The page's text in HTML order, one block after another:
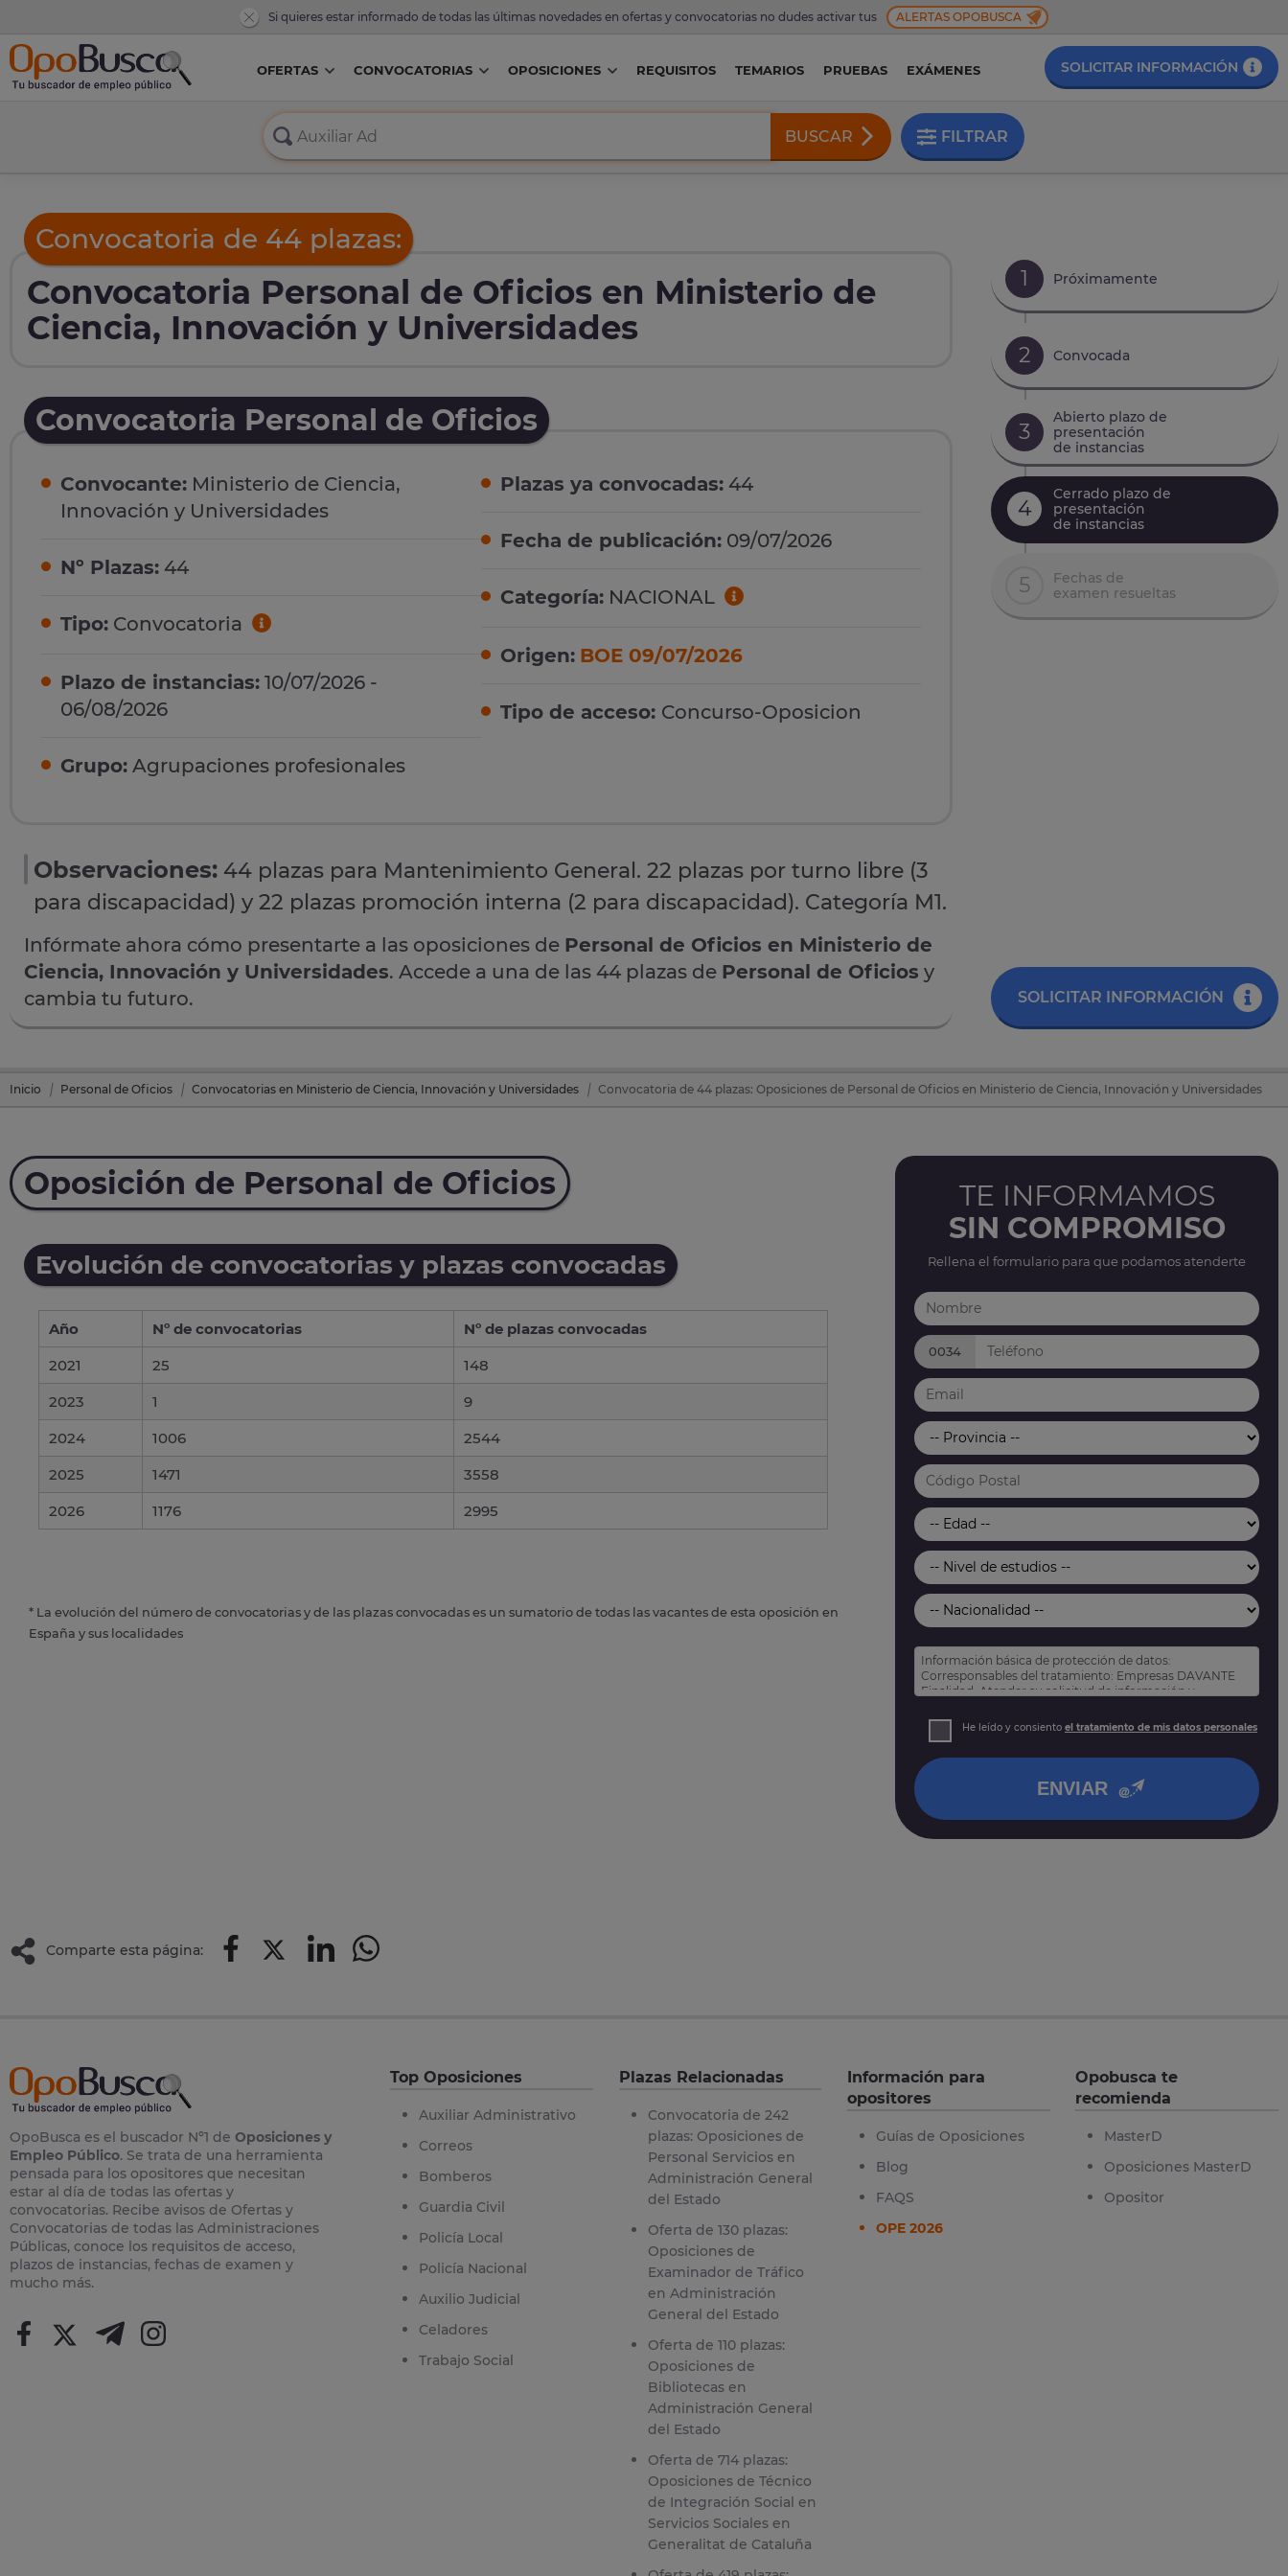
Si quieres estar informado de todas las últimas novedades en ofertas y convocatorias no dudes activar tus ALERTAS OPOBUSCA
OFERTAS CONVOCATORIAS OPOSICIONES REQUISITOS TEMARIOS PRUEBAS EXÁMENES SOLICITAR INFORMACIÓN
BUSCAR FILTRAR
Convocatoria de 44 plazas:
Convocatoria Personal de Oficios en Ministerio de
Ciencia, Innovación y Universidades
Convocatoria Personal de Oficios
Convocante: Ministerio de Ciencia,
Innovación y Universidades
Nº Plazas: 44
Tipo: Convocatoria
Plazo de instancias: 10/07/2026 -
06/08/2026
Grupo: Agrupaciones profesionales
Plazas ya convocadas: 44
Fecha de publicación: 09/07/2026
Categoría: NACIONAL
Origen: BOE 09/07/2026
Tipo de acceso: Concurso-Oposicion
Observaciones: 44 plazas para Mantenimiento General. 22 plazas por turno libre (3
para discapacidad) y 22 plazas promoción interna (2 para discapacidad). Categoría M1.
Infórmate ahora cómo presentarte a las oposiciones de Personal de Oficios en Ministerio de
Ciencia, Innovación y Universidades. Accede a una de las 44 plazas de Personal de Oficios y
cambia tu futuro.
1 Próximamente
2 Convocada
3
Abierto plazo de
presentación
de instancias
4
Cerrado plazo de
presentación
de instancias
5
Fechas de
examen resueltas
SOLICITAR INFORMACIÓN
Inicio Personal de Oficios Convocatorias en Ministerio de Ciencia, Innovación y Universidades Convocatoria de 44 plazas: Oposiciones de Personal de Oficios en Ministerio de Ciencia, Innovación y Universidades
Oposición de Personal de Oficios
Evolución de convocatorias y plazas convocadas
Año Nº de convocatorias
Nº de plazas convocadas
2021
25
148
2023
1
9
2024
1006
2544
2025
1471
3558
2026
1176 2995
* La evolución del número de convocatorias y de las plazas convocadas es un sumatorio de todas las vacantes de esta oposición en
España y sus localidades
TE INFORMAMOS
SIN COMPROMISO
Rellena el formulario para que podamos atenderte
0034
Información básica de protección de datos:
Corresponsables del tratamiento: Empresas DAVANTE
Finalidad: Atender su solicitud de información y
Derechos: Puede acceder, rectificar y suprimir sus
datos, así como otros derechos tal y como se explica
He leído y consiento el tratamiento de mis datos personales
ENVIAR
Comparte esta página:
OpoBusca es el buscador Nº1 de Oposiciones y
Empleo Público. Se trata de una herramienta
pensada para los opositores que necesitan
estar al día de todas las ofertas y
convocatorias. Recibe avisos de Ofertas y
Convocatorias de todas las Administraciones
Públicas, conoce los requisitos de acceso,
plazos de instancias, fechas de examen y
mucho más.
Top Oposiciones
Auxiliar Administrativo
Correos
Bomberos
Guardia Civil
Policía Local
Policía Nacional
Auxilio Judicial
Celadores
Trabajo Social
Plazas Relacionadas
Convocatoria de 242
plazas: Oposiciones de
Personal Servicios en
Administración General
del Estado
Oferta de 130 plazas:
Oposiciones de
Examinador de Tráfico
en Administración
General del Estado
Oferta de 110 plazas:
Oposiciones de
Bibliotecas en
Administración General
del Estado
Oferta de 714 plazas:
Oposiciones de Técnico
de Integración Social en
Servicios Sociales en
Generalitat de Cataluña
Información para
opositores
Guías de Oposiciones
Blog
FAQS
OPE 2026
Opobusca te
recomienda
MasterD
Oposiciones MasterD
Opositor